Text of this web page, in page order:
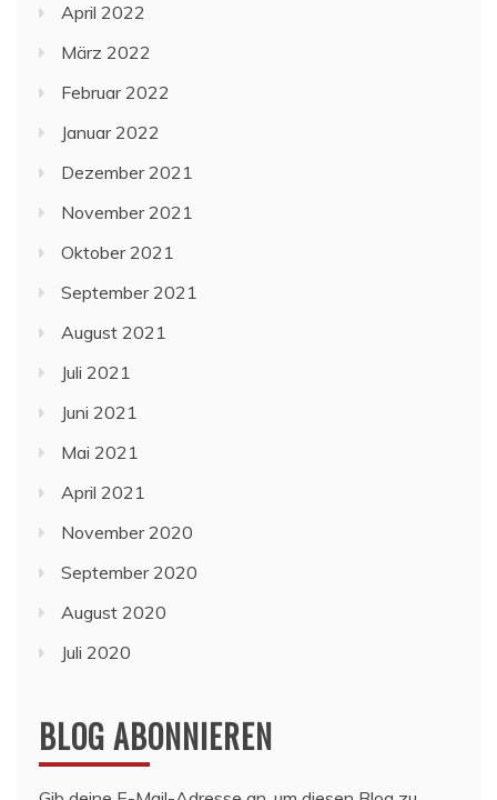
April 2022
März 2022
Februar 2022
Januar 2022
Dezember 2021
November 2021
Oktober 2021
September 2021
August 2021
Juli 2021
Juni 2021
Mai 2021
April 2021
November 2020
September 2020
August 2020
Juli 2020
BLOG ABONNIEREN